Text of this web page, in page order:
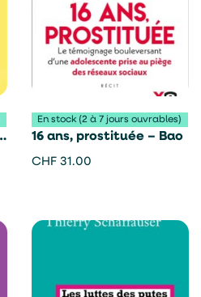
En stock (2 à 7 jours ouvrables)
16 ans, prostituée – Bao
CHF 31.00